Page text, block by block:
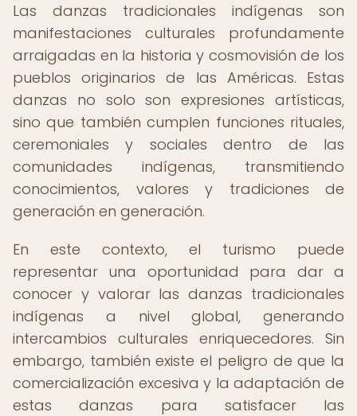
Las danzas tradicionales indígenas son
manifestaciones culturales profundamente
arraigadas en la historia y cosmovisión de los
pueblos originarios de las Américas. Estas
danzas no solo son expresiones artísticas,
sino que también cumplen funciones rituales,
ceremoniales y sociales dentro de las
comunidades indígenas, transmitiendo
conocimientos, valores y tradiciones de
generación en generación.
En este contexto, el turismo puede
representar una oportunidad para dar a
conocer y valorar las danzas tradicionales
indígenas a nivel global, generando
intercambios culturales enriquecedores. Sin
embargo, también existe el peligro de que la
comercialización excesiva y la adaptación de
estas danzas para satisfacer las